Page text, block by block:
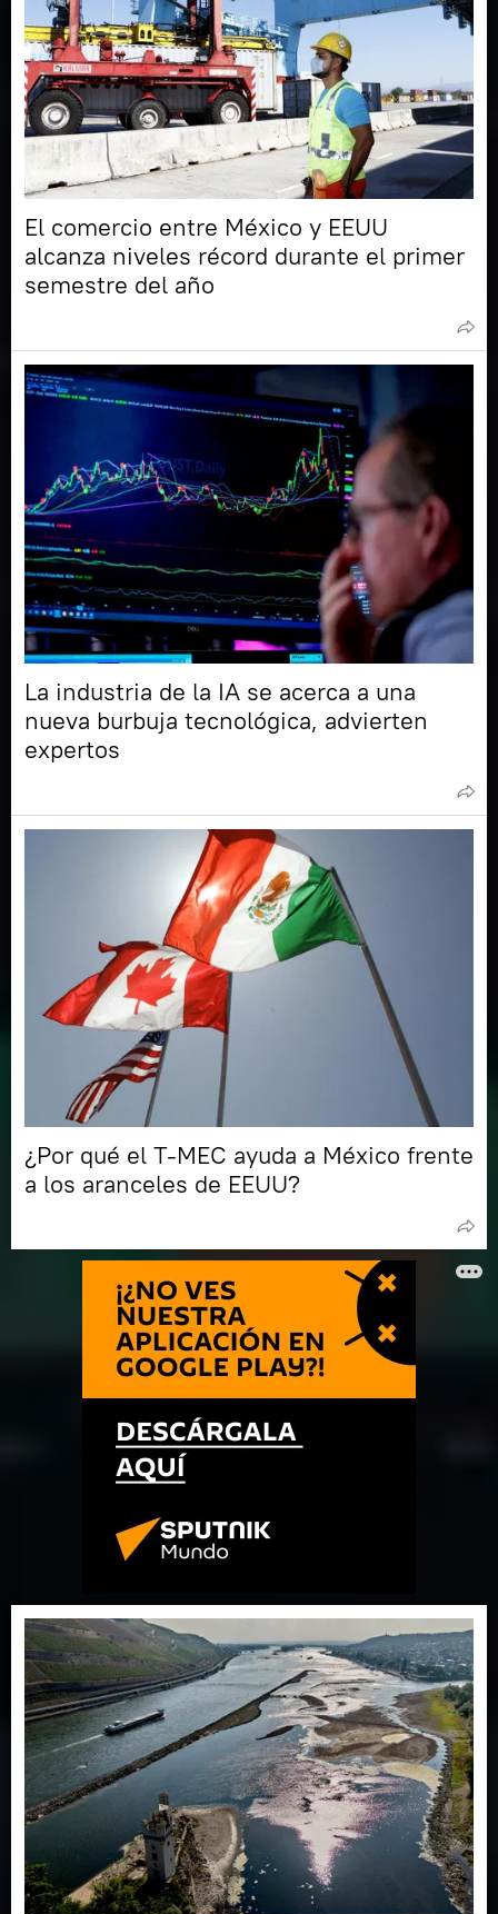
El comercio entre México y EEUU
alcanza niveles récord durante el primer
semestre del año
La industria de la IA se acerca a una
nueva burbuja tecnológica, advierten
expertos
¿Por qué el T-MEC ayuda a México frente
a los aranceles de EEUU?